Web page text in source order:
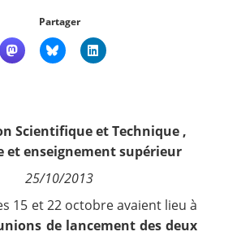
Partager
Scientifique et Technique,
et enseignement supérieur
25/10/2013
15 et 22 octobre avaient lieu à
de lancement des deux